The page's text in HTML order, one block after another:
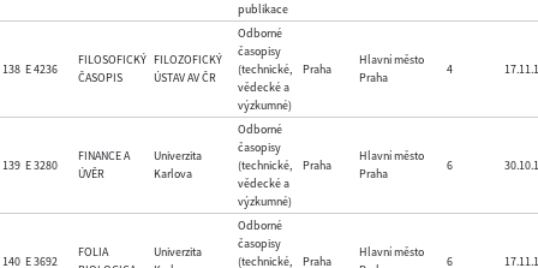
publikace
138 E 4236
FILOSOFICKÝ
ČASOPIS
FILOZOFICKÝ
ÚSTAV AV ČR
Odborné
časopisy
(technické,
vědecké a
výzkumné)
Praha
Hlavní město
Praha
4
139 E 3280
FINANCE A
ÚVĚR
Univerzita
Karlova
Odborné
časopisy
(technické,
vědecké a
výzkumné)
Praha
Hlavní město
Praha
6
140 E 3692
FOLIA
Univerzita
Odborné
časopisy
(technické,
Praha
Hlavní město
6